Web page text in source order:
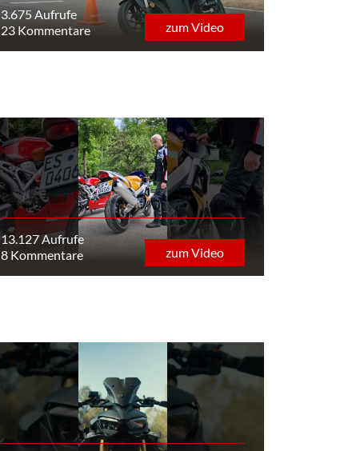
3.675 Aufrufe
23 Kommentare
zum Video
13.127 Aufrufe
8 Kommentare
zum Video